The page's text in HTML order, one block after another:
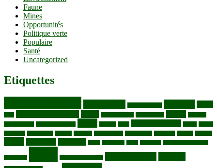
Faune
Mines
Opportunités
Politique verte
Populaire
Santé
Uncategorized
Etiquettes